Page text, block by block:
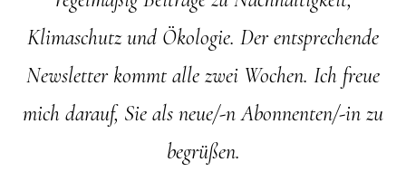
Klimaschutz und Ökologie. Der entsprechende
Newsletter kommt alle zwei Wochen. Ich freue
mich darauf, Sie als neue/-n Abonnenten/-in zu
begrüßen.